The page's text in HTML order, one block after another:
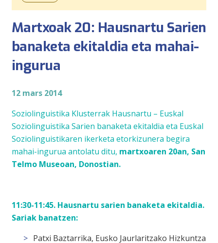
Martxoak 20: Hausnartu Sarien
banaketa ekitaldia eta mahai-
ingurua
12 mars 2014
Soziolinguistika Klusterrak Hausnartu – Euskal
Soziolinguistika Sarien banaketa ekitaldia eta Euskal
Soziolinguistikaren ikerketa etorkizunera begira
mahai-ingurua antolatu ditu, martxoaren 20an, San
Telmo Museoan, Donostian.
11:30-11:45. Hausnartu sarien banaketa ekitaldia.
Sariak banatzen:
Patxi Baztarrika, Eusko Jaurlaritzako Hizkuntza